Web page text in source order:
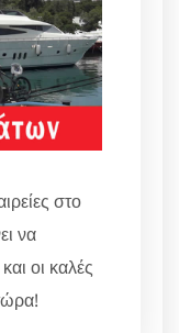
στο
να
οι καλές